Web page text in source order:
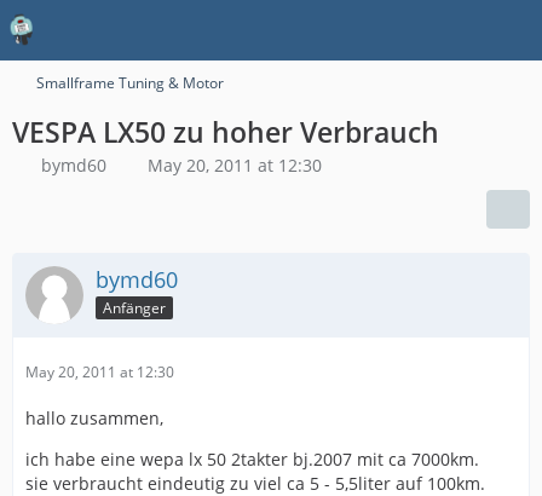
Smallframe Tuning & Motor
VESPA LX50 zu hoher Verbrauch
bymd60 May 20, 2011 at 12:30
bymd60
Anfänger
May 20, 2011 at 12:30
hallo zusammen,
ich habe eine wepa lx 50 2takter bj.2007 mit ca 7000km.
sie verbraucht eindeutig zu viel ca 5 - 5,5liter auf 100km.